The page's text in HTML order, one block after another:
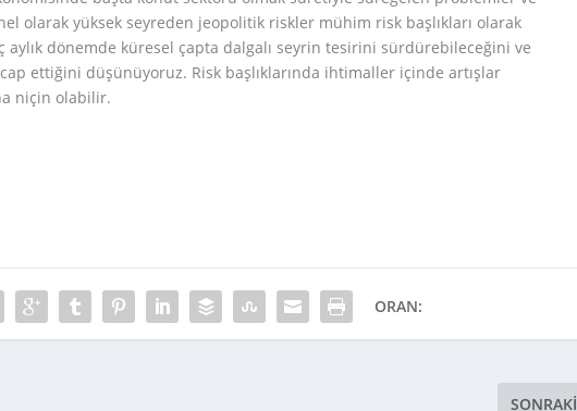
olarak yüksek seyreden jeopolitik riskler mühim risk başlıkları olarak
aylık dönemde küresel çapta dalgalı seyrin tesirini sürdürebileceğini ve
ettiğini düşünüyoruz. Risk başlıklarında ihtimaller içinde artışlar
niçin olabilir.
ORAN:
SONRAKI